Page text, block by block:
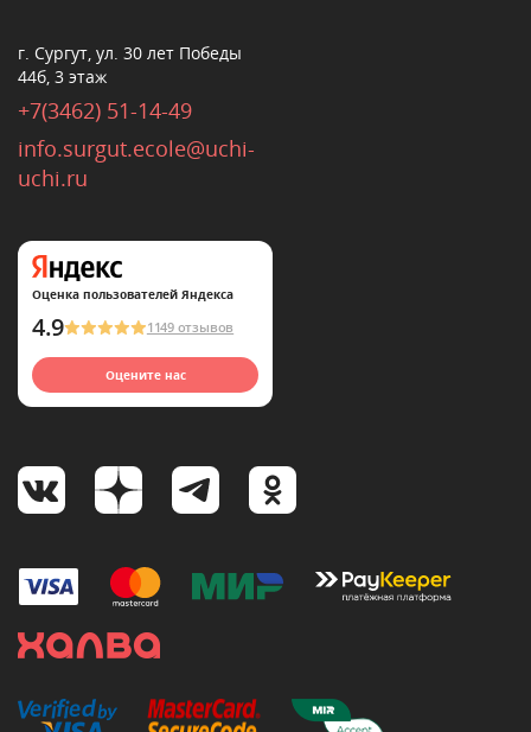
г. Сургут, ул. 30 лет Победы
44б, 3 этаж
+7(3462) 51-14-49
info.surgut.ecole@uchi-
uchi.ru
Оценка пользователей Яндекса
4.9 1149 отзывов
Оцените нас